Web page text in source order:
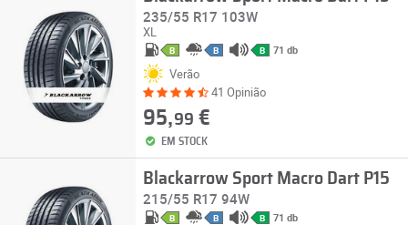
235/55 R17 103W
XL
B B B 71 db
Verão
41 Opinião
95,99 €
EM STOCK
Blackarrow Sport Macro Dart P15
215/55 R17 94W
B B B 71 db